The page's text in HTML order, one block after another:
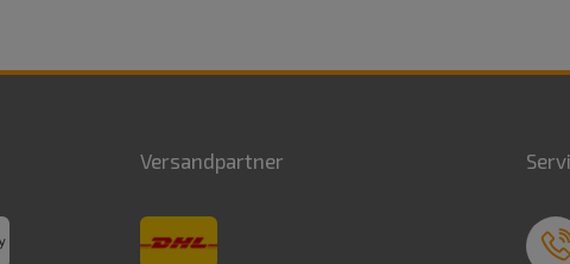
Versandpartner